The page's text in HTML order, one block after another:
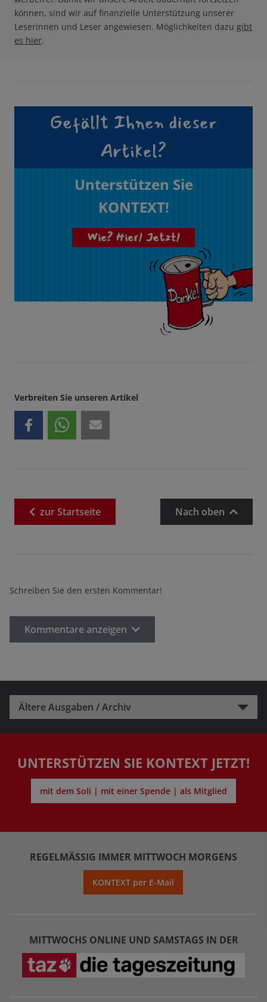
können, sind wir auf finanzielle Unterstützung unserer
Leserinnen und Leser angewiesen. Möglichkeiten dazu gibt
es hier.
Gefällt Ihnen dieser
Artikel?
Unterstützen Sie
KONTEXT!
Wie? Hier! Jetzt!
Verbreiten Sie unseren Artikel
zurStartseite Nach oben
Schreiben Sie den ersten Kommentar!
Kommentare anzeigen
Ältere Ausgaben / Archiv
UNTERSTÜTZEN SIE KONTEXT JETZT!
mit dem Soli | mit einer Spende | als Mitglied
REGELMÄSSIG IMMER MITTWOCH MORGENS
KONTEXT per E-Mail
MITTWOCHS ONLINE UND SAMSTAGS IN DER